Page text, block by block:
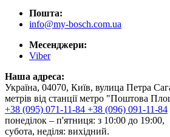
Пошта:
info@my-bosch.com.ua
Месенджери:
Viber
Наша адреса:
Україна, 04070, Київ, вулица Петра
метрів від станції метро "Поштова
+38 (095) 071-11-84 +38 (096) 091-11-84
понеділок – п'ятниця: з 10:00 до 19:00,
субота, неділя: вихідний.